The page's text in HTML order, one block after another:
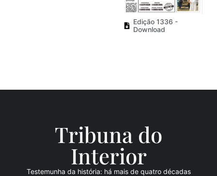
Edição 1336 -
Download
Tribuna do
Interior
Testemunha da história: há mais de quatro décadas